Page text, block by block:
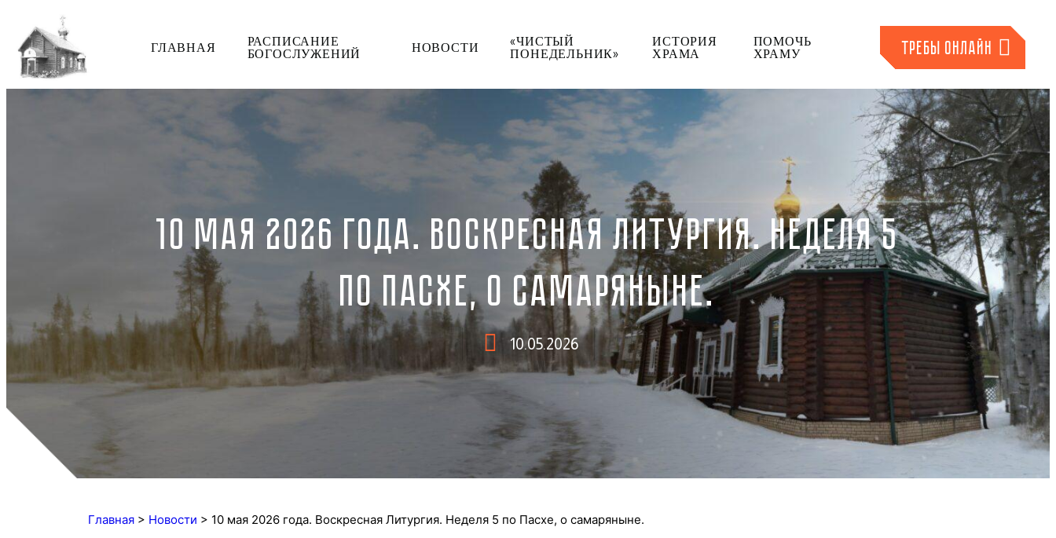
ГЛАВНАЯ
РАСПИСАНИЕ
БОГОСЛУЖЕНИЙ
НОВОСТИ
«ЧИСТЫЙ
ПОНЕДЕЛЬНИК»
ИСТОРИЯ
ХРАМА
ПОМОЧЬ
ХРАМУ
ТРЕБЫ ОНЛАЙН
10 МАЯ 2026 ГОДА. ВОСКРЕСНАЯ ЛИТУРГИЯ. НЕДЕЛЯ 5
ПО ПАСХЕ, О САМАРЯНЫНЕ.
10.05.2026
Главная > Новости > 10 мая 2026 года. Воскресная Литургия. Неделя 5 по Пасхе, о самаряныне.